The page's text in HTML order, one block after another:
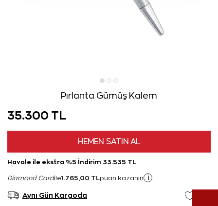
Pırlanta Gümüş Kalem
35.300 TL
HEMEN SATIN AL
Havale ile ekstra %5 İndirim 33.535 TL
Diamond Cardile1.765,00 TL puan kazanın i
Aynı Gün Kargoda